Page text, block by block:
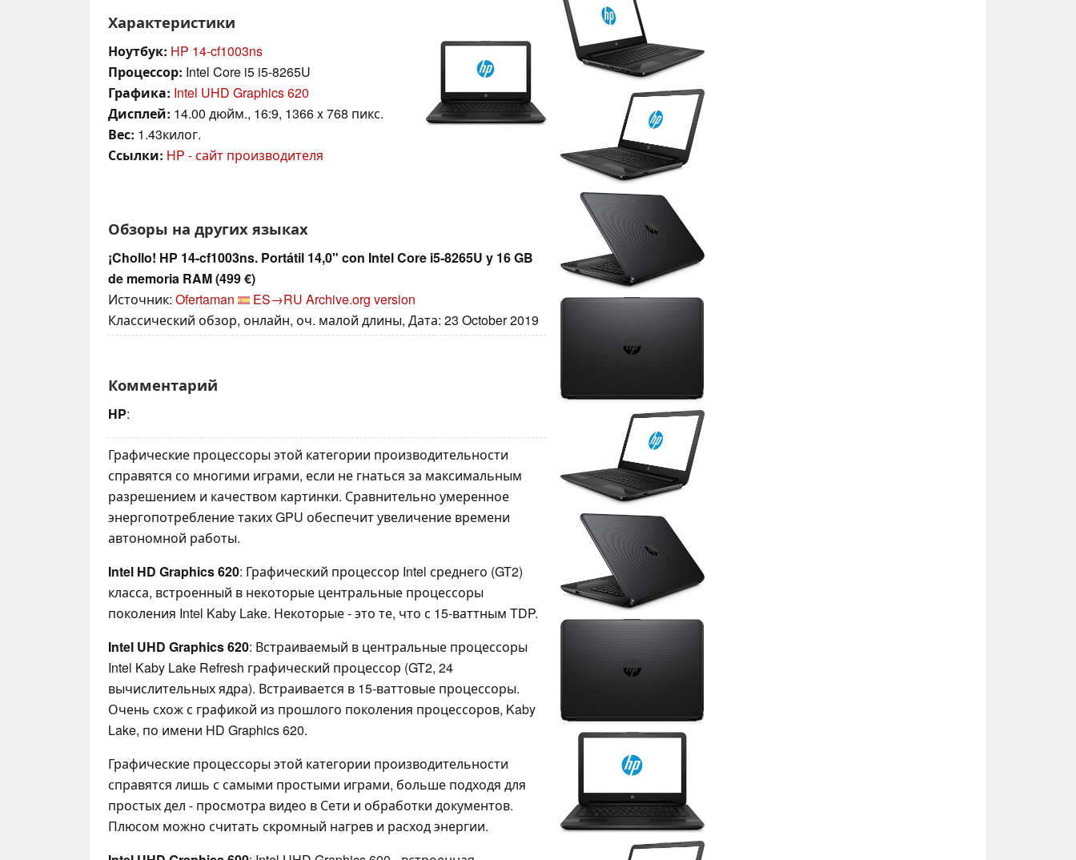
Характеристики
Ноутбук: HP 14-cf1003ns
Процессор: Intel Core i5 i5-8265U
Графика: Intel UHD Graphics 620
Дисплей: 14.00 дюйм., 16:9, 1366 x 768 пикс.
Вес: 1.43килог.
Ссылки: HP - сайт производителя
Обзоры на других языках
¡Chollo! HP 14-cf1003ns. Portátil 14,0" con Intel Core i5-8265U y 16 GB
de memoria RAM (499 €)
Источник: Ofertaman ES→RU Archive.org version
Классический обзор, онлайн, оч. малой длины, Дата: 23 October 2019
Комментарий
HP:
Графические процессоры этой категории производительности
справятся со многими играми, если не гнаться за максимальным
разрешением и качеством картинки. Сравнительно умеренное
энергопотребление таких GPU обеспечит увеличение времени
автономной работы.
Intel HD Graphics 620: Графический процессор Intel среднего (GT2)
класса, встроенный в некоторые центральные процессоры
поколения Intel Kaby Lake. Некоторые - это те, что с 15-ваттным TDP.
Intel UHD Graphics 620: Встраиваемый в центральные процессоры
Intel Kaby Lake Refresh графический процессор (GT2, 24
вычислительных ядра). Встраивается в 15-ваттовые процессоры.
Очень схож с графикой из прошлого поколения процессоров, Kaby
Lake, по имени HD Graphics 620.
Графические процессоры этой категории производительности
справятся лишь с самыми простыми играми, больше подходя для
простых дел - просмотра видео в Сети и обработки документов.
Плюсом можно считать скромный нагрев и расход энергии.